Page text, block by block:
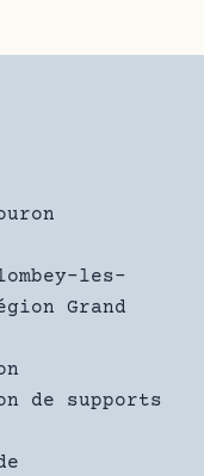
les-
Grand
de supports